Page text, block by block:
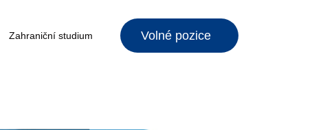
Zahraniční studium Volné pozice